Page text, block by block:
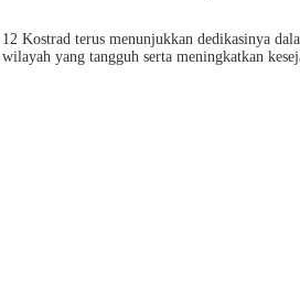
Kostrad terus menunjukkan dedikasinya
yang tangguh serta meningkatkan